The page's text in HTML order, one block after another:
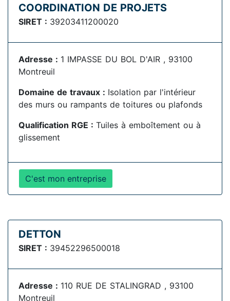
COORDINATION DE PROJETS
SIRET : 39203411200020
Adresse : 1 IMPASSE DU BOL D'AIR , 93100
Montreuil
Domaine de travaux : Isolation par l'intérieur
des murs ou rampants de toitures ou plafonds
Qualification RGE : Tuiles à emboîtement ou à
glissement
C'est mon entreprise
DETTON
SIRET : 39452296500018
Adresse : 110 RUE DE STALINGRAD , 93100
Montreuil